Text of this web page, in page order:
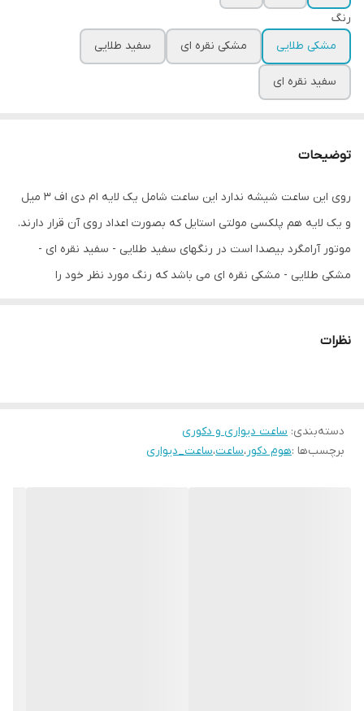
رنگ
مشکی طلایی
مشکی نقره ای سفید طلایی
سفید نقره ای
توضیحات
روی این ساعت شیشه ندارد این ساعت شامل یک لایه ام دی اف 3 میل
و یک لایه هم پلکسی مولتی استایل که بصورت اعداد روی آن قرار دارند.
موتور آرامگرد بیصدا است در رنگهای سفید طلایی - سفید نقره ای -
مشکی طلایی - مشکی نقره ای می باشد که رنگ مورد نظر خود را
نظرات
دسته‌بندی: ساعت دیواری و دکوری
برچسب‌ها :هوم دکور،ساعت،ساعت_دیواری